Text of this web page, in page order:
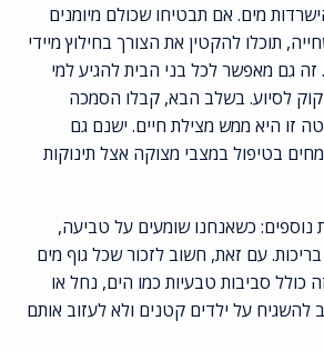
מים. אם תבטיחו שכולם מיומנים
תוכלו להקטין את הצורך בחילוץ מיידי
זה גם מאפשר לכל בני הבית להגיע למי
לסיוע. בשלב הבא, קבלו הסמכה
זו היא ממש מצילת חיים. ישנם גם
בטיפול במצבי מצוקה אצל תינוקות
נוספים: כשאנחנו שומעים על טביעה,
עם זאת, חשוב לזכור שכל גוף מים
כולל סביבות טבעיות כמו הים, נחל או
על ילדים קטנים ולא לעזוב אותם